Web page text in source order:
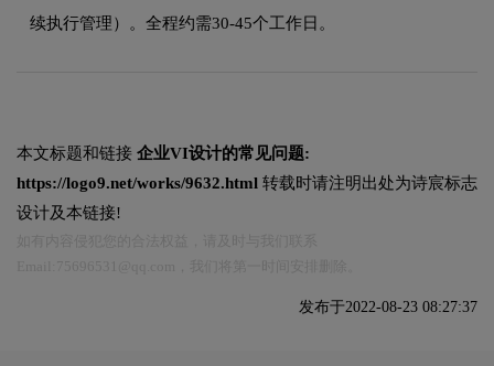
续执行管理）。全程约需30-45个工作日。
本文标题和链接 企业VI设计的常见问题:
https://logo9.net/works/9632.html 转载时请注明出处为诗宸标志
设计及本链接!
发布于2022-08-23 08:27:37